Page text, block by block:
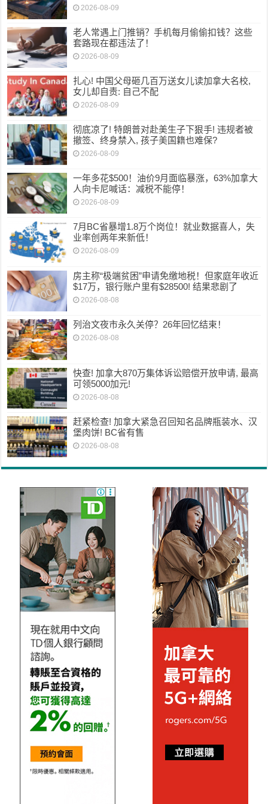
2026-08-09
老人常遇上门推销？手机每月偷偷扣钱？这些
套路现在都违法了！
2026-08-09
扎心! 中国父母砸几百万送女儿读加拿大名校,
女儿却自责: 自己不配
2026-08-09
彻底凉了! 特朗普对赴美生子下狠手! 违规者被
撤签、终身禁入, 孩子美国籍也难保?
2026-08-09
一年多花$500！油价9月面临暴涨，63%加拿大
人向卡尼喊话：减税不能停！
2026-08-09
7月BC省暴增1.8万个岗位！就业数据喜人，失
业率创两年来新低！
2026-08-09
房主称“极端贫困”申请免缴地税！但家庭年收近
$17万，银行账户里有$28500! 结果悲剧了
2026-08-08
列治文夜市永久关停？26年回忆结束！
2026-08-08
快查! 加拿大870万集体诉讼赔偿开放申请, 最高
可领5000加元!
2026-08-08
赶紧检查! 加拿大紧急召回知名品牌瓶装水、汉
堡肉饼! BC省有售
2026-08-08